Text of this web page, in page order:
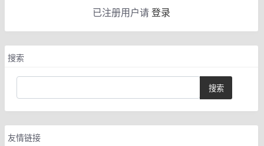
已注册用户请登录
搜索
友情链接